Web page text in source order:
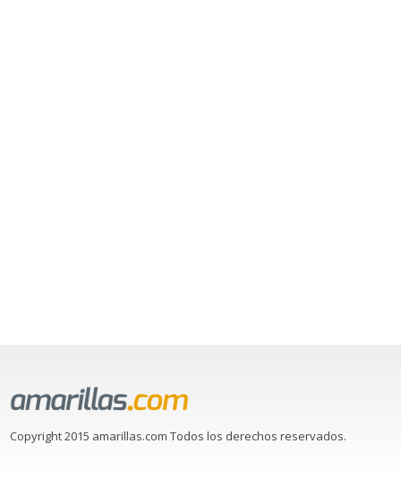
Copyright 2015 amarillas.com Todos los derechos reservados.